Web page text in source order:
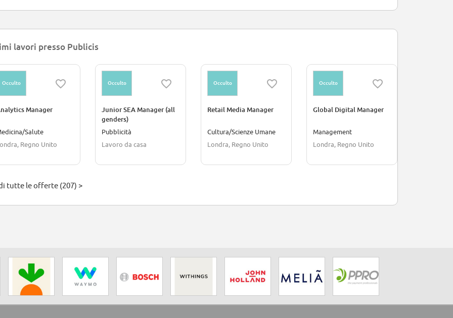
lavori presso Publicis
Occulto
Manager
Salute
Regno Unito
Occulto
Junior SEA Manager (all
genders)
Pubblicità
Lavoro da casa
Occulto
Retail Media Manager
Cultura/Scienze Umane
Londra, Regno Unito
Occulto
Global Digital Manager
Management
Londra, Regno Unito
tutte le offerte (207) >